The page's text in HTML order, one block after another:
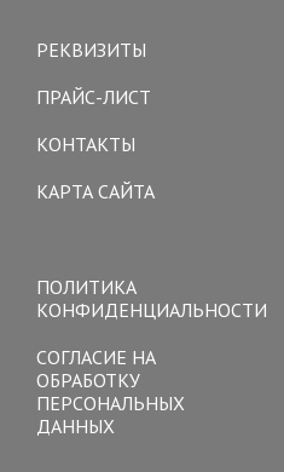
РЕКВИЗИТЫ
ПРАЙС-ЛИСТ
КОНТАКТЫ
КАРТА САЙТА
ПОЛИТИКА
КОНФИДЕНЦИАЛЬНОСТИ
СОГЛАСИЕ НА
ОБРАБОТКУ
ПЕРСОНАЛЬНЫХ
ДАННЫХ